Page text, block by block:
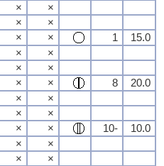
×
×
×
×
× × 1
15.0
×
×
×
×
× × 8
20.0
×
×
×
×
× × 10-
10.0
×
×
×
×